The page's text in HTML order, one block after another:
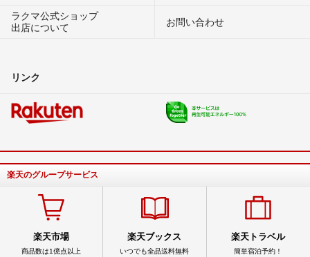
ラクマ公式ショップ
出店について
お問い合わせ
リンク
楽天のグループサービス
楽天市場
商品数は1億点以上
楽天ブックス
いつでも全品送料無料
楽天トラベル
簡単宿泊予約！